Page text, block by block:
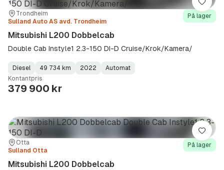
Sted:Trondheim
Forhandler:
Sulland Auto AS avd. Trondheim
På lager
Mitsubishi L200 Dobbelcab
Double Cab Instyle1 2.3-150 DI-D Cruise/Krok/Kamera/
Fuel
Type:
Diesel
Kilometerstand:
49 734 km
Model
Year:
2022
Gearbox
Type:
Automat
Kontantpris
379 900 kr
Lagre
Sted:
Otta
Forhandler:
Sulland Otta
På lager
Mitsubishi L200 Dobbelcab
Lagre